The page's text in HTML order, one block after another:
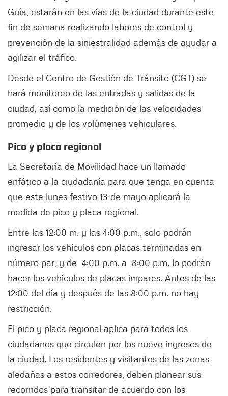
Guía, estarán en las vías de la ciudad durante este
fin de semana realizando labores de control y
prevención de la siniestralidad además de ayudar a
agilizar el tráfico.
Desde el Centro de Gestión de Tránsito (CGT) se
hará monitoreo de las entradas y salidas de la
ciudad, así como la medición de las velocidades
promedio y de los volúmenes vehiculares.
Pico y placa regional
La Secretaría de Movilidad hace un llamado
enfático a la ciudadanía para que tenga en cuenta
que este lunes festivo 13 de mayo aplicará la
medida de pico y placa regional.
Entre las 12:00 m. y las 4:00 p.m., solo podrán
ingresar los vehículos con placas terminadas en
número par, y de 4:00 p.m. a 8:00 p.m. lo podrán
hacer los vehículos de placas impares. Antes de las
12:00 del día y después de las 8:00 p.m. no hay
restricción.
El pico y placa regional aplica para todos los
ciudadanos que circulen por los nueve ingresos de
la ciudad. Los residentes y visitantes de las zonas
aledañas a estos corredores, deben planear sus
recorridos para transitar de acuerdo con los